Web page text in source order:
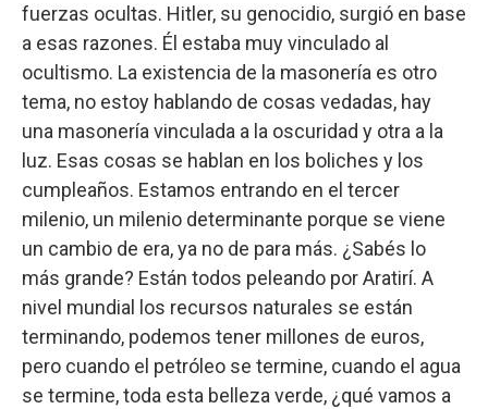
fuerzas ocultas. Hitler, su genocidio, surgió en base
a esas razones. Él estaba muy vinculado al
ocultismo. La existencia de la masonería es otro
tema, no estoy hablando de cosas vedadas, hay
una masonería vinculada a la oscuridad y otra a la
luz. Esas cosas se hablan en los boliches y los
cumpleaños. Estamos entrando en el tercer
milenio, un milenio determinante porque se viene
un cambio de era, ya no de para más. ¿Sabés lo
más grande? Están todos peleando por Aratirí. A
nivel mundial los recursos naturales se están
terminando, podemos tener millones de euros,
pero cuando el petróleo se termine, cuando el agua
se termine, toda esta belleza verde, ¿qué vamos a